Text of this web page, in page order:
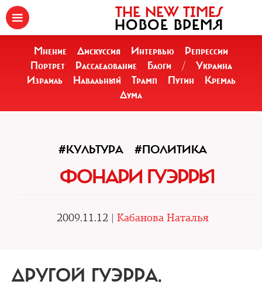
THE NEW TIMES
НОВОЕ ВРЕМЯ
Мнение Дискуссия Интервью
Репрессии
Портрет
Расследование Блоги /
Украина
Израиль
Навальный Трамп Путин
Кремль
Дума
#КУЛЬТУРА #ПОЛИТИКА
ФОНАРИ ГУЭРРЫ
2009.11.12 | Кабанова Наталья
ДРУГОЙ ГУЭРРА.